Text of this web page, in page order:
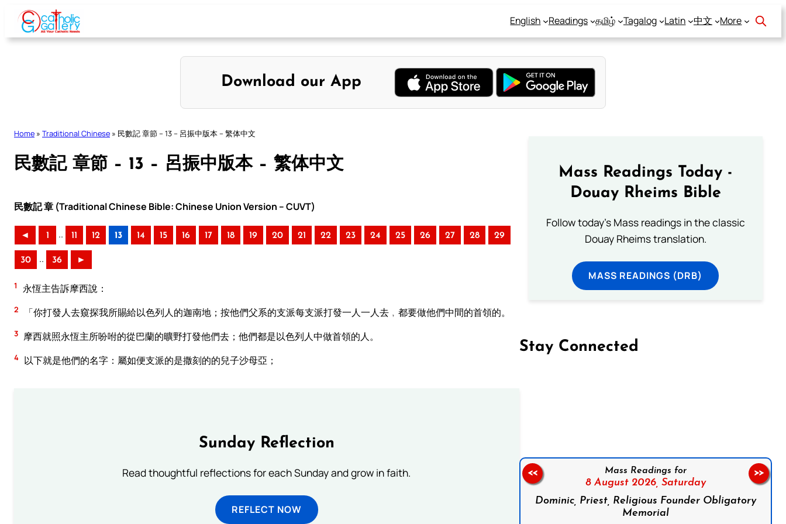
Skip
content
English Readings தமிழ் Tagalog Latin 中文 More
Download our App
Home » Traditional Chinese » 民數記 章節 – 13 – 呂振中版本 – 繁体中文
民數記 章節 – 13 – 呂振中版本 – 繁体中文
民數記 章 (Traditional Chinese Bible: Chinese Union Version – CUVT)
◄ 1 .. 11 12 13 14 15 16 17 18 19 20 21 22 23 24 25 26 27 28 29
30 .. 36 ►
1 永恆主告訴摩西說：
2 「你打發人去窺探我所賜給以色列人的迦南地；按他們父系的支派每支派打發一人一人去﹐都要做他們中間的首領的。
3 摩西就照永恆主所吩咐的從巴蘭的曠野打發他們去；他們都是以色列人中做首領的人。
4 以下就是他們的名字：屬如便支派的是撒刻的的兒子沙母亞；
Sunday Reflection
Read thoughtful reflections for each Sunday and grow in faith.
REFLECT NOW
Mass Readings Today -
Douay Rheims Bible
Follow today's Mass readings in the classic
Douay Rheims translation.
MASS READINGS (DRB)
Stay Connected
Mass Readings for
8 August 2026, Saturday
Dominic, Priest, Religious Founder Obligatory
Memorial
<< >>